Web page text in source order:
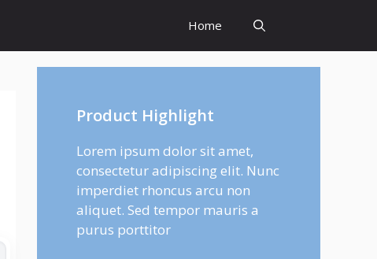
Home
Product Highlight
Lorem ipsum dolor sit amet,
consectetur adipiscing elit. Nunc
imperdiet rhoncus arcu non
aliquet. Sed tempor mauris a
purus porttitor